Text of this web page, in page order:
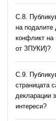
C.8.
на подалите
конфликт на
от ЗПУКИ)?
C.9.
страницата
декларации
интереси?